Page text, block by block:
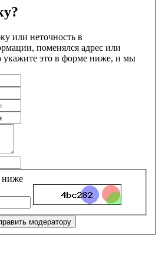
или неточность в
поменялся адрес или
укажите это в форме ниже, и мы
ниже
модератору